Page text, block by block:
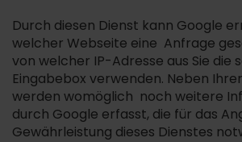
Durch diesen Dienst kann Google
welcher Webseite eine Anfrage
von welcher IP-Adresse aus Sie die
Eingabebox verwenden. Neben
werden womöglich noch weitere
durch Google erfasst, die für das
Gewährleistung dieses Dienstes